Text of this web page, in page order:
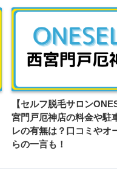
【セルフ脱毛サロン
宮門戸厄神店の料金や駐
レの有無は？口コミやオ
らの一言も！